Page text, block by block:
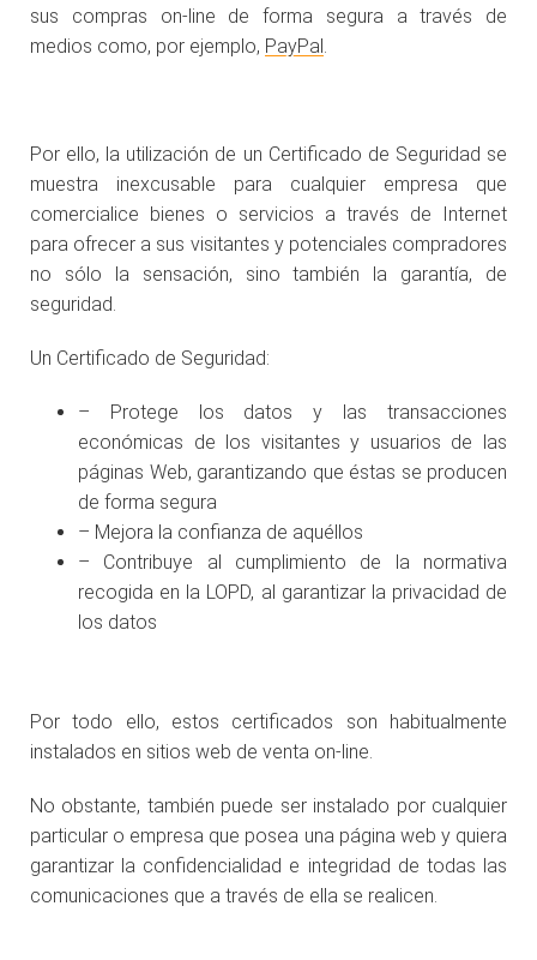
sus compras on-line de forma segura a través de
medios como, por ejemplo, PayPal .
Por ello, la utilización de un Certificado de Seguridad se
muestra inexcusable para cualquier empresa que
comercialice bienes o servicios a través de Internet
para ofrecer a sus visitantes y potenciales compradores
no sólo la sensación, sino también la garantía, de
seguridad.
Un Certificado de Seguridad:
– Protege los datos y las transacciones
económicas de los visitantes y usuarios de las
páginas Web, garantizando que éstas se producen
de forma segura
– Mejora la confianza de aquéllos
– Contribuye al cumplimiento de la normativa
recogida en la LOPD, al garantizar la privacidad de
los datos
Por todo ello, estos certificados son habitualmente
instalados en sitios web de venta on-line.
No obstante, también puede ser instalado por cualquier
particular o empresa que posea una página web y quiera
garantizar la confidencialidad e integridad de todas las
comunicaciones que a través de ella se realicen.